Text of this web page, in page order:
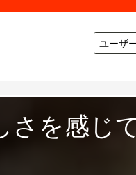
ユーザ
さを感じ